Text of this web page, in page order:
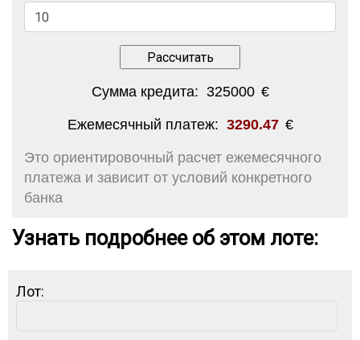
Сумма кредита: 325000 €
Ежемесячный платеж: 3290.47 €
Это ориентировочный расчет ежемесячного
платежа и зависит от условий конкретного
банка
Узнать подробнее об этом лоте:
Лот: